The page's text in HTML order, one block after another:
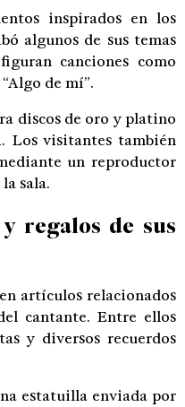
inspirados en los
algunos de sus temas
canciones como
de mí”.
discos de oro y platino
Los visitantes también
un reproductor
sala.
regalos de sus
artículos relacionados
cantante. Entre ellos
y diversos recuerdos
estatuilla enviada por